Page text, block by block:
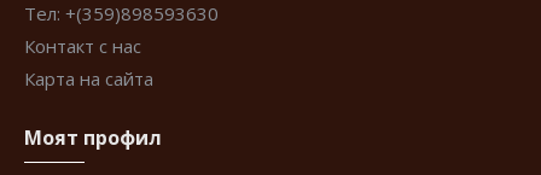
Тел: +(359)898593630
Контакт с нас
Карта на сайта
Моят профил